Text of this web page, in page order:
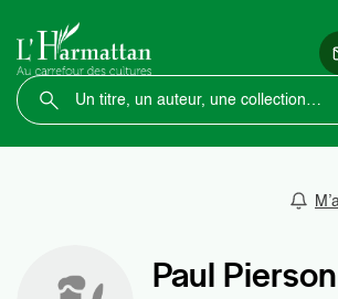
Paul Pierson